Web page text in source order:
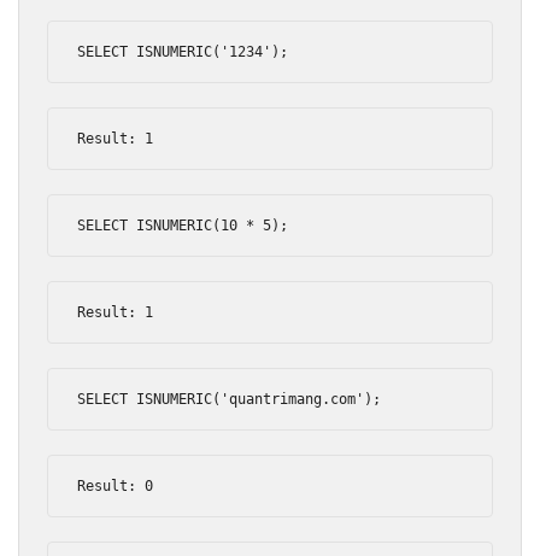
SELECT ISNUMERIC( '1234' );
Result : 1
SELECT ISNUMERIC( 10 * 5);
Result : 1
SELECT ISNUMERIC( 'quantrimang.com' );
Result : 0